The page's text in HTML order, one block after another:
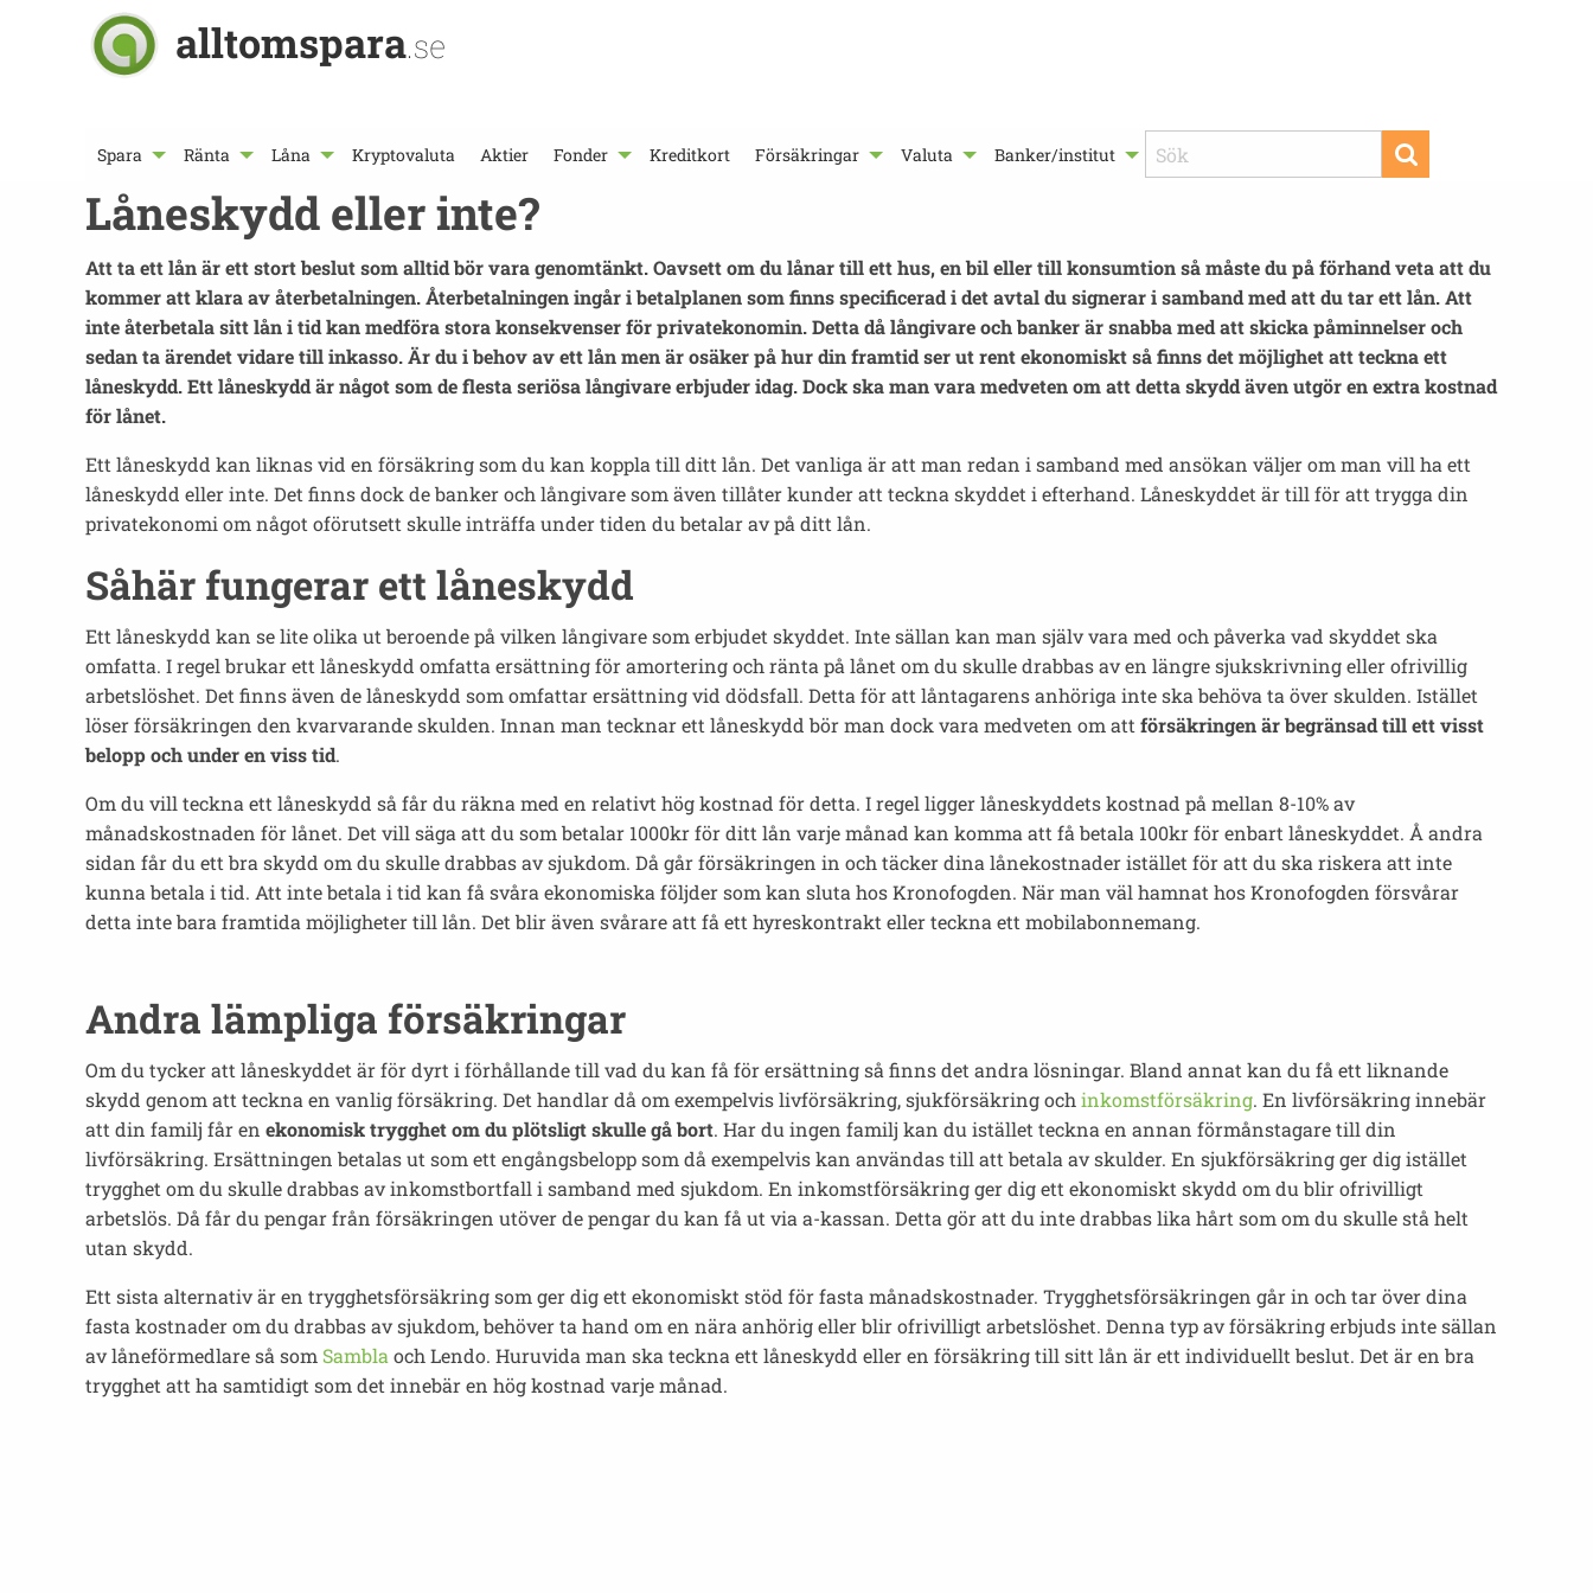
alltomspara.se
Spara Ränta Låna Kryptovaluta Aktier Fonder Kreditkort Försäkringar Valuta Banker/institut
Låneskydd eller inte?
Att ta ett lån är ett stort beslut som alltid bör vara genomtänkt. Oavsett om du lånar till ett hus, en bil eller till konsumtion så måste du på förhand veta att du
kommer att klara av återbetalningen. Återbetalningen ingår i betalplanen som finns specificerad i det avtal du signerar i samband med att du tar ett lån. Att
inte återbetala sitt lån i tid kan medföra stora konsekvenser för privatekonomin. Detta då långivare och banker är snabba med att skicka påminnelser och
sedan ta ärendet vidare till inkasso. Är du i behov av ett lån men är osäker på hur din framtid ser ut rent ekonomiskt så finns det möjlighet att teckna ett
låneskydd. Ett låneskydd är något som de flesta seriösa långivare erbjuder idag. Dock ska man vara medveten om att detta skydd även utgör en extra kostnad
för lånet.
Ett låneskydd kan liknas vid en försäkring som du kan koppla till ditt lån. Det vanliga är att man redan i samband med ansökan väljer om man vill ha ett
låneskydd eller inte. Det finns dock de banker och långivare som även tillåter kunder att teckna skyddet i efterhand. Låneskyddet är till för att trygga din
privatekonomi om något oförutsett skulle inträffa under tiden du betalar av på ditt lån.
Såhär fungerar ett låneskydd
Ett låneskydd kan se lite olika ut beroende på vilken långivare som erbjudet skyddet. Inte sällan kan man själv vara med och påverka vad skyddet ska
omfatta. I regel brukar ett låneskydd omfatta ersättning för amortering och ränta på lånet om du skulle drabbas av en längre sjukskrivning eller ofrivillig
arbetslöshet. Det finns även de låneskydd som omfattar ersättning vid dödsfall. Detta för att låntagarens anhöriga inte ska behöva ta över skulden. Istället
löser försäkringen den kvarvarande skulden. Innan man tecknar ett låneskydd bör man dock vara medveten om att försäkringen är begränsad till ett visst
belopp och under en viss tid.
Om du vill teckna ett låneskydd så får du räkna med en relativt hög kostnad för detta. I regel ligger låneskyddets kostnad på mellan 8-10% av
månadskostnaden för lånet. Det vill säga att du som betalar 1000kr för ditt lån varje månad kan komma att få betala 100kr för enbart låneskyddet. Å andra
sidan får du ett bra skydd om du skulle drabbas av sjukdom. Då går försäkringen in och täcker dina lånekostnader istället för att du ska riskera att inte
kunna betala i tid. Att inte betala i tid kan få svåra ekonomiska följder som kan sluta hos Kronofogden. När man väl hamnat hos Kronofogden försvårar
detta inte bara framtida möjligheter till lån. Det blir även svårare att få ett hyreskontrakt eller teckna ett mobilabonnemang.
Andra lämpliga försäkringar
Om du tycker att låneskyddet är för dyrt i förhållande till vad du kan få för ersättning så finns det andra lösningar. Bland annat kan du få ett liknande
skydd genom att teckna en vanlig försäkring. Det handlar då om exempelvis livförsäkring, sjukförsäkring och inkomstförsäkring. En livförsäkring innebär
att din familj får en ekonomisk trygghet om du plötsligt skulle gå bort. Har du ingen familj kan du istället teckna en annan förmånstagare till din
livförsäkring. Ersättningen betalas ut som ett engångsbelopp som då exempelvis kan användas till att betala av skulder. En sjukförsäkring ger dig istället
trygghet om du skulle drabbas av inkomstbortfall i samband med sjukdom. En inkomstförsäkring ger dig ett ekonomiskt skydd om du blir ofrivilligt
arbetslös. Då får du pengar från försäkringen utöver de pengar du kan få ut via a-kassan. Detta gör att du inte drabbas lika hårt som om du skulle stå helt
utan skydd.
Ett sista alternativ är en trygghetsförsäkring som ger dig ett ekonomiskt stöd för fasta månadskostnader. Trygghetsförsäkringen går in och tar över dina
fasta kostnader om du drabbas av sjukdom, behöver ta hand om en nära anhörig eller blir ofrivilligt arbetslöshet. Denna typ av försäkring erbjuds inte sällan
av låneförmedlare så som Sambla och Lendo. Huruvida man ska teckna ett låneskydd eller en försäkring till sitt lån är ett individuellt beslut. Det är en bra
trygghet att ha samtidigt som det innebär en hög kostnad varje månad.